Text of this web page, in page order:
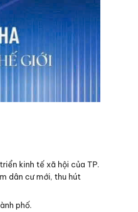
kinh tế xã hội của TP.
dân cư mới, thu hút
phố.